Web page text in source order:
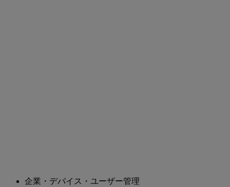
企業・デバイス・ユーザー管理